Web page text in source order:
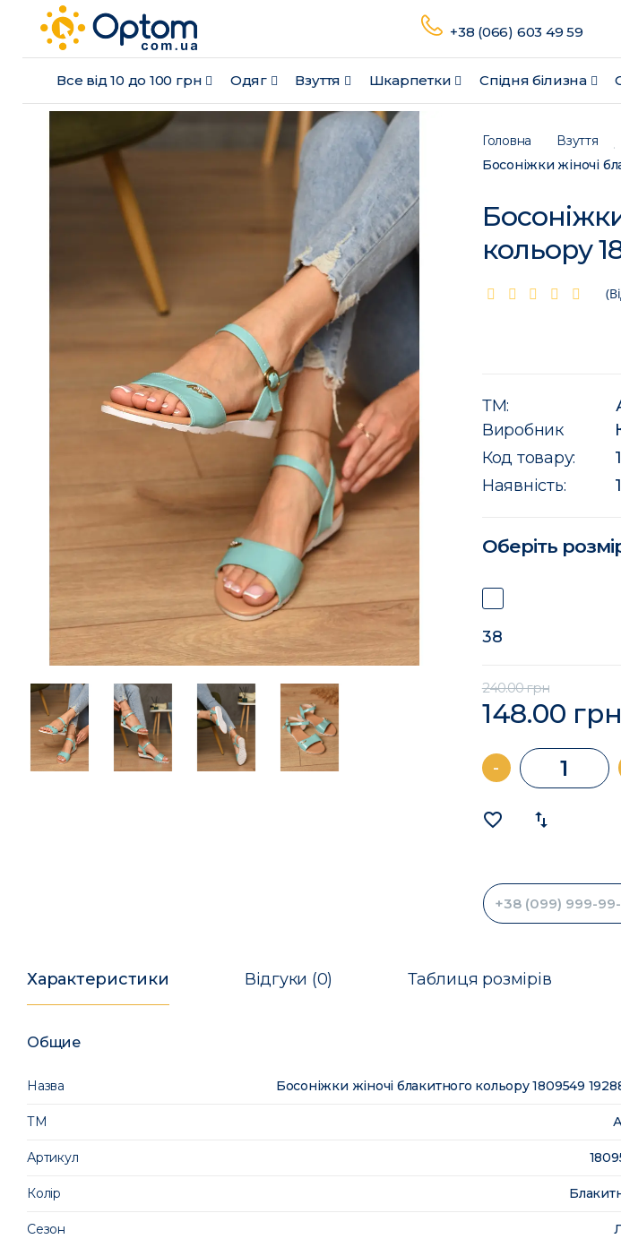
Все від 10 до 100 грн Одяг Взуття Шкарпетки Спідня білизна
+38 (066) 603 49 59
Головна Взуття
Босоніжки жіночі
кольору
ТМ:
Виробник
Код товару:
Наявність:
1
Оберіть
38
240.00 грн
148.00 грн
-
favorite_border import_export
Характеристики Відгуки (0) Таблиця розмірів
Общие
Назва Босоніжки жіночі блакитного кольору 1809549
ТМ
Артикул
Колір
Сезон